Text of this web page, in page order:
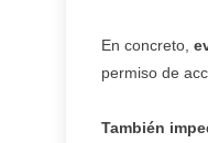
En concreto,
permiso de
También